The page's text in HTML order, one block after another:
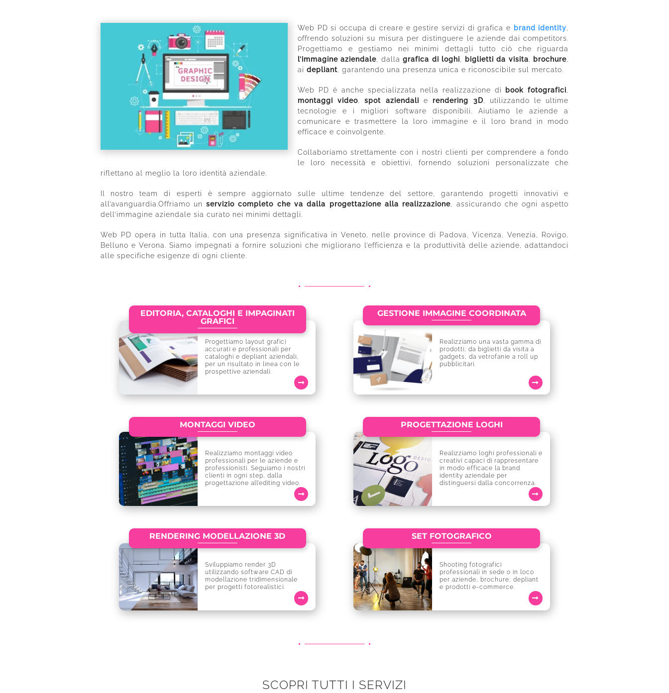
Web PD si occupa di creare e gestire servizi di grafica e brand identity
offrendo soluzioni su misura per distinguere le aziende dai competitors.
Progettiamo e gestiamo nei minimi dettagli tutto ciò che riguarda
l’immagine aziendale , dallagrafica di loghi biglietti da visita brochure
ai depliant, garantendo una presenza unica e riconoscibile sul mercato.
Web PD è anche specializzata nella realizzazione di book fotografici
montaggi video ,spot aziendali e rendering 3D , utilizzando le ultime
tecnologie e i migliori software disponibili. Aiutiamo le aziende a
comunicare e trasmettere la loro immagine e il loro brand in modo
efficace e coinvolgente.
Collaboriamo strettamente con i nostri clienti per comprendere a fondo
le loro necessità e obiettivi, fornendo soluzioni personalizzate che
riflettano al meglio la loro identità aziendale.
Il nostro team di esperti è sempre aggiornato sulle ultime tendenze del settore, garantendo progetti innovativi e
all’avanguardia.Offriamo unservizio completo che va dalla progettazione alla realizzazione , assicurando che ogni aspetto
dell’immagine aziendale sia curato nei minimi dettagli.
Web PD opera in tutta Italia, con una presenza significativa in Veneto, nelle province di Padova, Vicenza, Venezia, Rovigo,
Belluno e Verona. Siamo impegnati a fornire soluzioni che migliorano l’efficienza e la produttività delle aziende, adattandoci
alle specifiche esigenze di ogni cliente.
EDITORIA, CATALOGHI E IMPAGINATI
GRAFICI
Progettiamo layout grafici
accurati e professionali per
cataloghi e depliant aziendali,
per un risultato in linea con le
prospettive aziendali.
GESTIONE IMMAGINE COORDINATA
Realizziamo una vasta gamma di
prodotti, da biglietti da visita a
gadgets, da vetrofanie a roll up
pubblicitari.
MONTAGGI VIDEO
Realizziamo montaggi video
professionali per le aziende e
professionisti. Seguiamo i nostri
clienti in ogni step, dalla
progettazione all’editing video.
PROGETTAZIONE LOGHI
Realizziamo loghi professionali e
creativi capaci di rappresentare
in modo efficace la brand
identity aziendale per
distinguersi dalla concorrenza.
RENDERING MODELLAZIONE 3D
Sviluppiamo render 3D
utilizzando software CAD di
modellazione tridimensionale
per progetti fotorealistici.
SET FOTOGRAFICO
Shooting fotografici
professionali in sede o in loco
per aziende, brochure, depliant
e prodotti e-commerce.
SCOPRI TUTTI I SERVIZI